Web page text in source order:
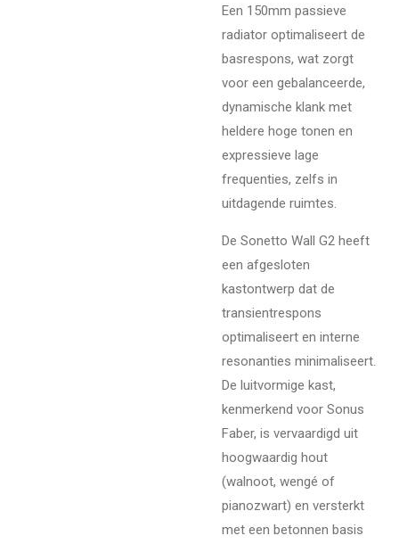
Een 150mm passieve
radiator optimaliseert de
basrespons, wat zorgt
voor een gebalanceerde,
dynamische klank met
heldere hoge tonen en
expressieve lage
frequenties, zelfs in
uitdagende ruimtes.
De Sonetto Wall G2 heeft
een afgesloten
kastontwerp dat de
transientrespons
optimaliseert en interne
resonanties minimaliseert.
De luitvormige kast,
kenmerkend voor Sonus
Faber, is vervaardigd uit
hoogwaardig hout
(walnoot, wengé of
pianozwart) en versterkt
met een betonnen basis